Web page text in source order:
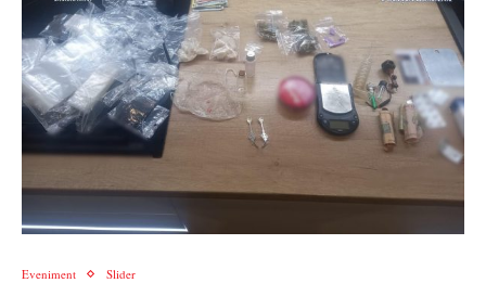
Eveniment Slider